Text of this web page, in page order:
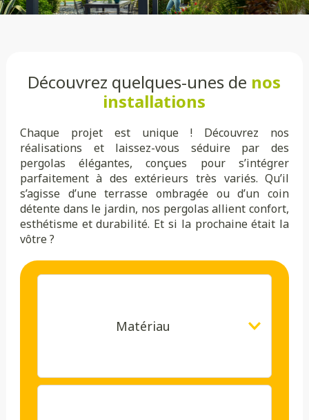
Découvrez quelques-unes de nos
installations
Chaque projet est unique ! Découvrez nos
réalisations et laissez-vous séduire par des
pergolas élégantes, conçues pour s’intégrer
parfaitement à des extérieurs très variés. Qu’il
s’agisse d’une terrasse ombragée ou d’un coin
détente dans le jardin, nos pergolas allient confort,
esthétisme et durabilité. Et si la prochaine était la
vôtre ?
Matériau